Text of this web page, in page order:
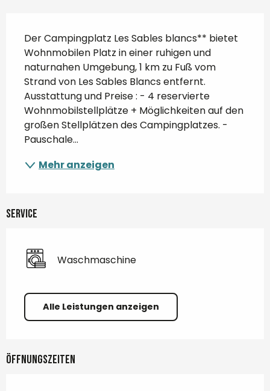
Der Campingplatz Les Sables blancs** bietet
Wohnmobilen Platz in einer ruhigen und
naturnahen Umgebung, 1 km zu Fuß vom
Strand von Les Sables Blancs entfernt.
Ausstattung und Preise : - 4 reservierte
Wohnmobilstellplätze + Möglichkeiten auf den
großen Stellplätzen des Campingplatzes. -
Pauschale...
Mehr anzeigen
Service
Waschmaschine
Alle Leistungen anzeigen
Öffnungszeiten